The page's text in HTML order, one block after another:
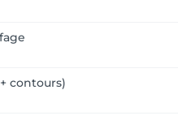
contours)